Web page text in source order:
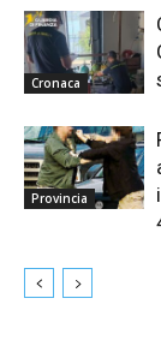
Cronaca
Provincia